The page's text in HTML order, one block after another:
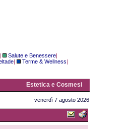
| Salute e Benessere|
| Terme & Wellness|
Estetica e Cosmesi
venerdì 7 agosto 2026